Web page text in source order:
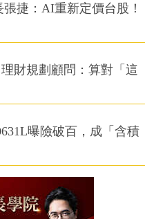
張捷：AI重新定價台股！
財規劃顧問：算對「這
曝險破百，成「含積